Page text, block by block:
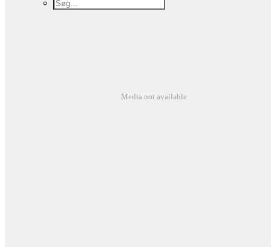
Media not available